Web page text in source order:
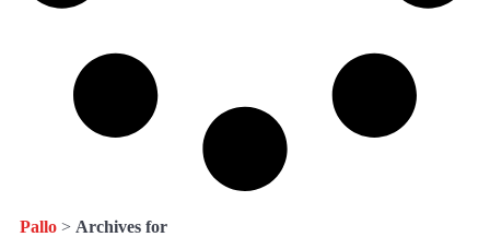
Pallo > Archives for